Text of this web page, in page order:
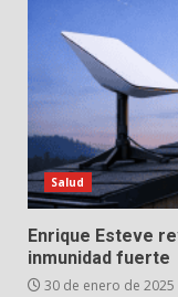
Salud
Enrique Esteve
inmunidad fuerte
30 de enero de 2025